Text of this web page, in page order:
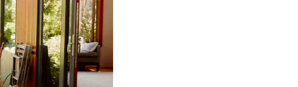
kwa kugusa au kutelezesha kidole kwenye ishara.